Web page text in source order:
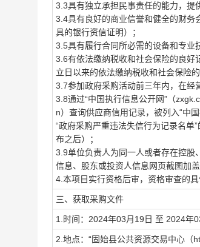
3.3具有独立承担民事责任的能力，提
3.4具有良好的商业信誉和健全的财
具的银行资信证明）；
3.5具有履行合同所必需的设备和专业
3.6有依法缴纳税收和社会保险的良好
立日以来的依法缴纳税收和社会保险
3.7参加政府采购活动前三年内，在经
3.8通过“中国执行信息公开网”（
n）查询供应商信用记录，被列入“中
“政府采购严重违法失信行为记录名
布之后）；
3.9单位负责人为同一人或者存在控股
信息、股东或投资人信息网页截图加
4.本项目实行资格后审，资格审查的
三、获取采购文件
1.时间：2024年03月19日 至 2024年
2.地点：“固始县公共资源交易中心（